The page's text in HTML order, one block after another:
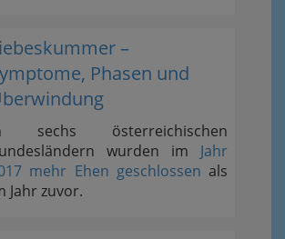
–
Phasen und
sechs österreichischen
wurden im Jahr
mehr Ehen geschlossen als
Jahr zuvor.